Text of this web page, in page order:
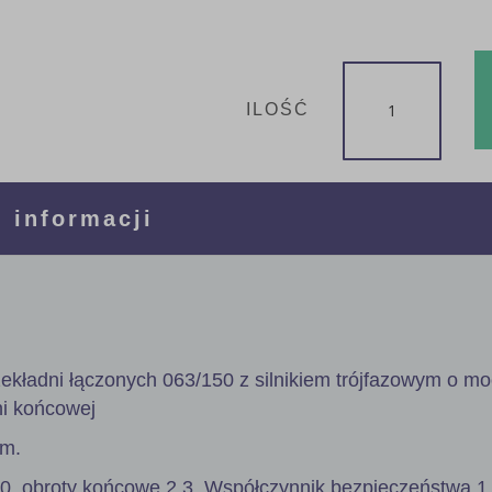
ILOŚĆ
łączonych 063/150 z silnikiem trójfazowym o
końcowej
obroty końcowe 2,3. Współczynnik bezpieczeństwa
informacji